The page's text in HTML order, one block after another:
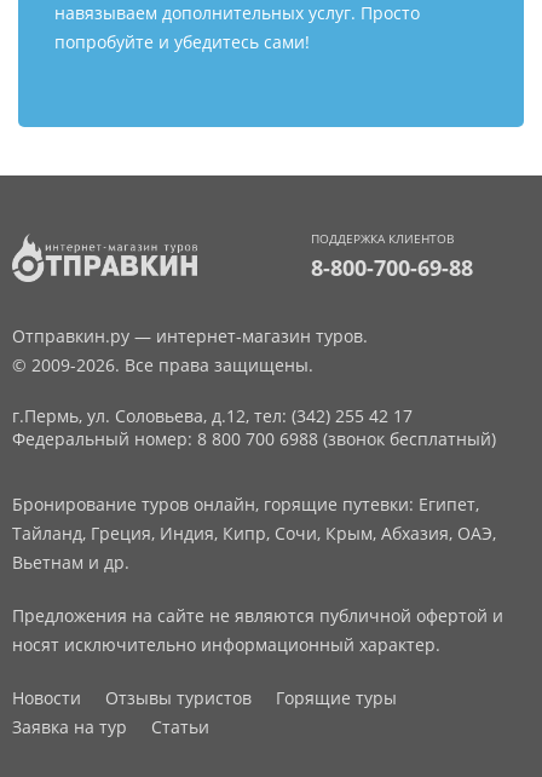
навязываем дополнительных услуг. Просто
попробуйте и убедитесь сами!
ПОДДЕРЖКА КЛИЕНТОВ
8-800-700-69-88
Отправкин.ру — интернет-магазин туров.
© 2009-2026. Все права защищены.
г.Пермь, ул. Соловьева, д.12, тел: (342) 255 42 17
Федеральный номер: 8 800 700 6988 (звонок бесплатный)
Бронирование туров онлайн, горящие путевки: Египет,
Тайланд, Греция, Индия, Кипр, Сочи, Крым, Абхазия, ОАЭ,
Вьетнам и др.
Предложения на сайте не являются публичной офертой и
носят исключительно информационный характер.
Новости Отзывы туристов
Горящие туры
Заявка на тур
Статьи